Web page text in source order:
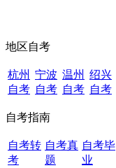
地区自考
杭州
自考
宁波
自考
温州
自考
绍兴
自考
自考指南
自考转
考
自考真
题
自考毕
业